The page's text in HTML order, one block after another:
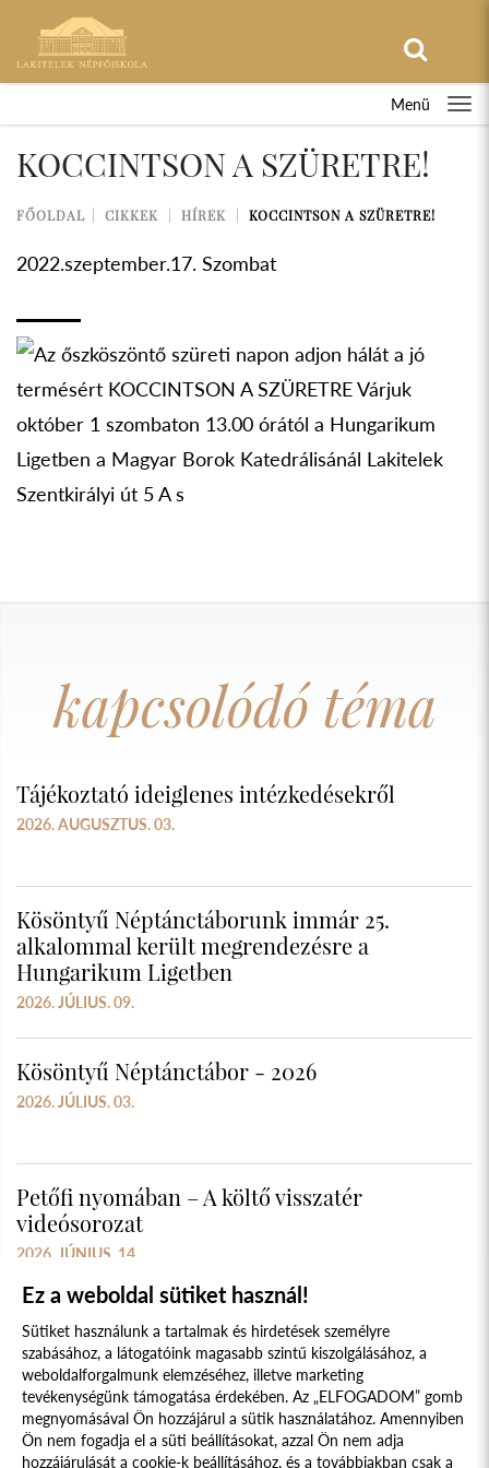
Menü
KOCCINTSON A SZÜRETRE!
FŐOLDAL CIKKEK HÍREK KOCCINTSON A SZÜRETRE!
2022.szeptember.17. Szombat
kapcsolódó téma
Tájékoztató ideiglenes intézkedésekről
2026. AUGUSZTUS. 03.
Kösöntyű Néptánctáborunk immár 25.
alkalommal került megrendezésre a
Hungarikum Ligetben
2026. JÚLIUS. 09.
Kösöntyű Néptánctábor - 2026
2026. JÚLIUS. 03.
Petőfi nyomában – A költő visszatér
videósorozat
2026. JÚNIUS. 14.
Süti szabályzat Adatvédelmi nyilatkozat
Ez a weboldal sütiket használ!
Sütiket használunk a tartalmak és hirdetések személyre
szabásához, a látogatóink magasabb szintű kiszolgálásához, a
weboldalforgalmunk elemzéséhez, illetve marketing
tevékenységünk támogatása érdekében. Az „ELFOGADOM” gomb
megnyomásával Ön hozzájárul a sütik használatához. Amennyiben
Ön nem fogadja el a süti beállításokat, azzal Ön nem adja
hozzájárulását a cookie-k beállításához, és a továbbiakban csak a